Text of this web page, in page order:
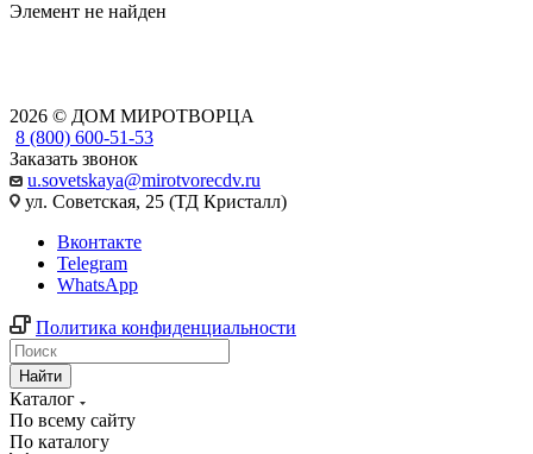
Элемент не найден
2026 © ДОМ МИРОТВОРЦА
8 (800) 600-51-53
Заказать звонок
u.sovetskaya@mirotvorecdv.ru
ул. Советская, 25 (ТД Кристалл)
Вконтакте
Telegram
WhatsApp
Политика конфиденциальности
Найти
Каталог
По всему сайту
По каталогу